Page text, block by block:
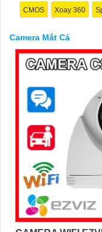
CMOS Xoay 360
Camera Mắt Cá